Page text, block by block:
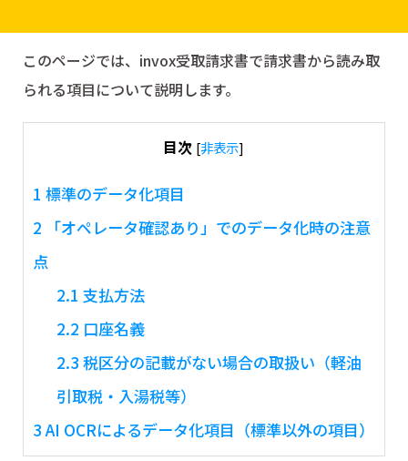
このページでは、invox受取請求書で請求書から読み取
られる項目について説明します。
目次 [非表示]
1 標準のデータ化項目
2 「オペレータ確認あり」でのデータ化時の注意
点
2.1 支払方法
2.2 口座名義
2.3 税区分の記載がない場合の取扱い（軽油
引取税・入湯税等）
3 AI OCRによるデータ化項目（標準以外の項目）